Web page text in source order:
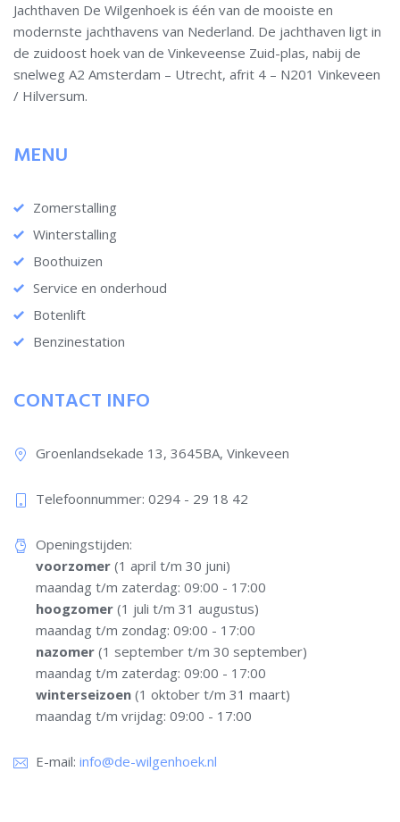
Jachthaven De Wilgenhoek is één van de mooiste en
modernste jachthavens van Nederland. De jachthaven ligt in
de zuidoost hoek van de Vinkeveense Zuid-plas, nabij de
snelweg A2 Amsterdam – Utrecht, afrit 4 – N201 Vinkeveen
/ Hilversum.
MENU
Zomerstalling
Winterstalling
Boothuizen
Service en onderhoud
Botenlift
Benzinestation
CONTACT INFO
Groenlandsekade 13, 3645BA, Vinkeveen
Telefoonnummer: 0294 - 29 18 42​
Openingstijden:
voorzomer(1 april t/m 30 juni)
maandag t/m zaterdag: 09:00 - 17:00
hoogzomer(1 juli t/m 31 augustus)
maandag t/m zondag: 09:00 - 17:00
nazomer(1 september t/m 30 september)
maandag t/m zaterdag: 09:00 - 17:00
winterseizoen(1 oktober t/m 31 maart)
maandag t/m vrijdag: 09:00 - 17:00
E-mail: info@de-wilgenhoek.nl